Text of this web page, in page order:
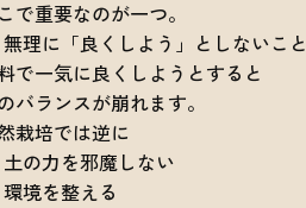
で重要なのが一つ。
無理に「良くしよう」としないこと
で一気に良くしようとすると
バランスが崩れます。
栽培では逆に
土の力を邪魔しない
環境を整える